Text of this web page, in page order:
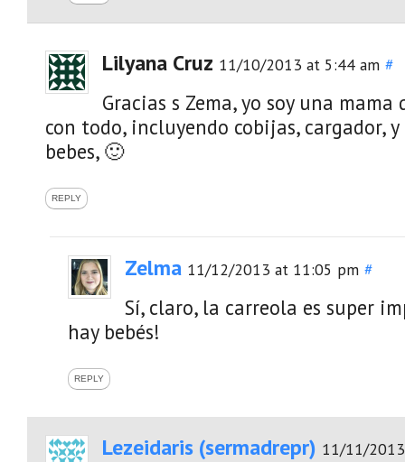
Lilyana Cruz 11/10/2013 at 5:44 am #
Gracias s Zema, yo soy una
con todo, incluyendo cobijas, cargador,
bebes, 🙂
REPLY
Zelma 11/12/2013 at 11:05 pm #
Sí, claro, la carreola es super
hay bebés!
REPLY
Lezeidaris (sermadrepr) 11/11/